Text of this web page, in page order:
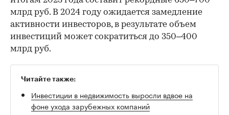
млрд руб. В 2024 году ожидается замедление
активности инвесторов, в результате объем
инвестиций может сократиться до 350–400
млрд руб.
Читайте также:
Инвестиции в недвижимость выросли вдвое на
фоне ухода зарубежных компаний